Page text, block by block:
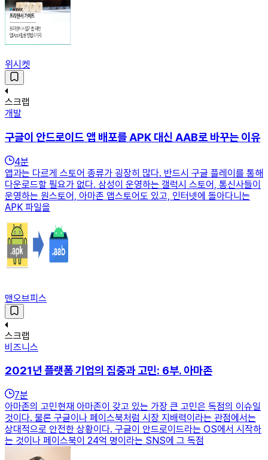
위시켓
스크랩
개발
구글이 안드로이드 앱 배포를 APK 대신 AAB로 바꾸는 이유
4분
앱과는 다르게 스토어 종류가 굉장히 많다. 반드시 구글 플레이를 통해
다운로드할 필요가 없다. 삼성이 운영하는 갤럭시 스토어, 통신사들이
운영하는 원스토어, 아마존 앱스토어도 있고, 인터넷에 돌아다니는
APK 파일을
맨오브피스
스크랩
비즈니스
2021년 플랫폼 기업의 집중과 고민: 6부. 아마존
7분
아마존의 고민현재 아마존이 갖고 있는 가장 큰 고민은 독점의 이슈일
것이다. 물론 구글이나 페이스북처럼 시장 지배력이라는 관점에서는
상대적으로 안전한 상황이다. 구글이 안드로이드라는 OS에서 시작하
는 것이나 페이스북이 24억 명이라는 SNS에 그 독점